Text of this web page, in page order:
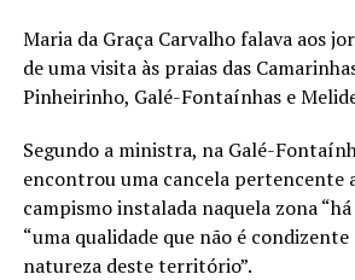
Maria da Graça Carvalho falava aos
de uma visita às praias das
Pinheirinho, Galé-Fontaínhas e
Segundo a ministra, na Galé-
encontrou uma cancela pertencente
campismo instalada naquela zona “há
“uma qualidade que não é condizente
natureza deste território”.